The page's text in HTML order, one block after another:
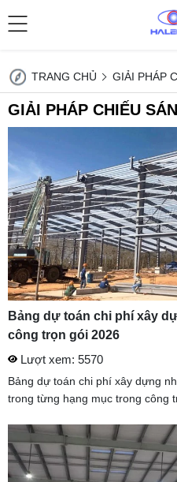
TRANG CHỦ GIẢI PHÁP
GIẢI PHÁP CHIẾU
Bảng dự toán chi phí xây
công trọn gói 2026
Lượt xem: 5570
Bảng dự toán chi phí xây dựng
trong từng hạng mục trong công
file ...